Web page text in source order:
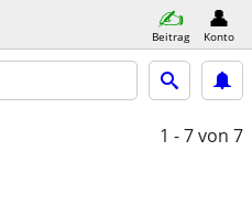
Beitrag Konto
1 - 7von 7